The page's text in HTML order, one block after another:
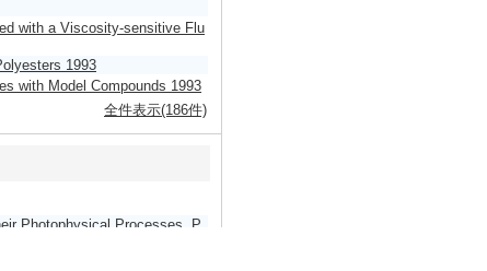
with a Viscosity-sensitive Flu
1993
with Model Compounds 1993
全件表示(186件)
Photophysical Processes, P